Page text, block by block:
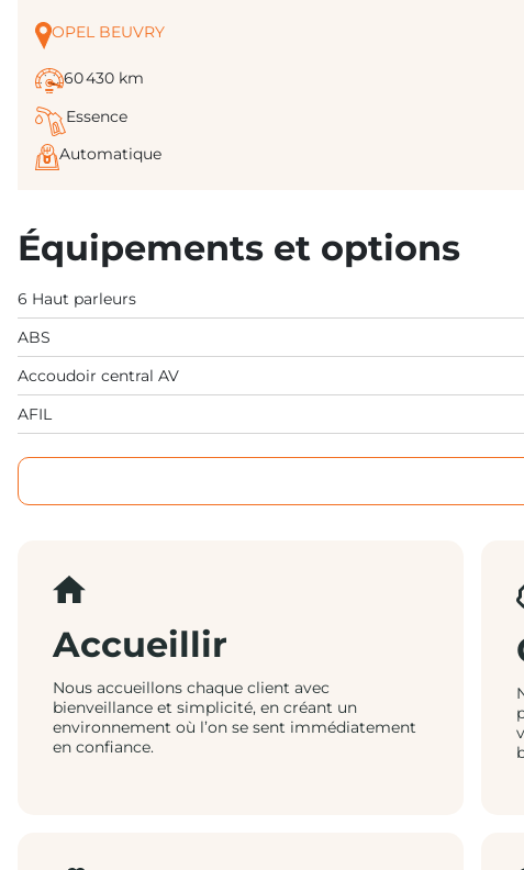
OPEL BEUVRY
60 430 km
Essence
Automatique
Équipements et options
6 Haut parleurs
ABS
Accoudoir central AV
AFIL
Accueillir
Nous accueillons chaque client avec
bienveillance et simplicité, en créant un
environnement où l’on se sent immédiatement
en confiance.